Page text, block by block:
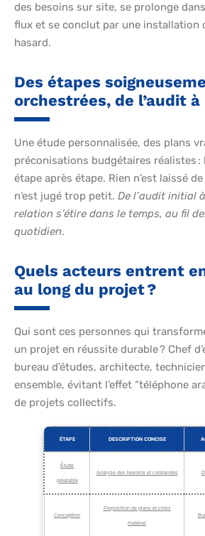
des besoins sur site, se prolonge
flux et se conclut par une installation
hasard.
Des étapes
orchestrées, de l’audit
Une étude personnalisée, des plans
préconisations budgétaires réalistes :
étape après étape. Rien n’est laissé
n’est jugé trop petit. De l’audit initial
relation s’étire dans le temps, au fil
quotidien.
Quels acteurs entrent
au long du projet ?
Qui sont ces personnes qui
un projet en réussite durable ? Chef
bureau d’études, architecte,
ensemble, évitant l’effet “téléphone
de projets collectifs.
ÉTAPE DESCRIPTION CONCISE
Étude
préalable
Analyse des besoins et contraintes
Conception
Proposition de plans et choix
matériel